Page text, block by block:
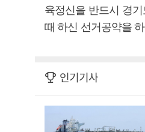
육정신을 반드시 경
때 하신 선거공약을
인기기사